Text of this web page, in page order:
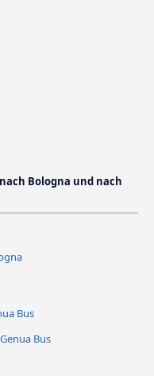
Bologna und nach
Bus
Bus